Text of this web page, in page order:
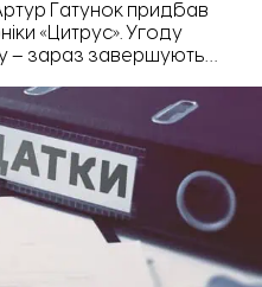
Гатунок придбав
«Цитрус». Угоду
– зараз завершують